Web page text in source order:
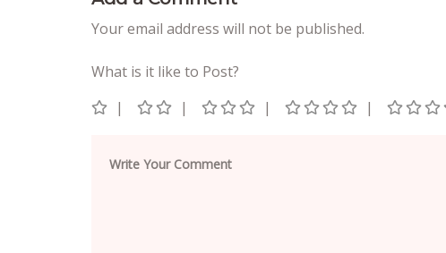
Your email address will not be published.
What is it like to Post?